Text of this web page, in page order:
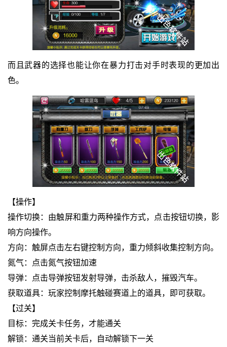
而且武器的选择也能让你在暴力打击对手时表现的更加出
色。
【操作】
操作切换：由触屏和重力两种操作方式，点击按钮切换，影
响方向操作。
方向：触屏点击左右键控制方向，重力倾斜收集控制方向。
氮气：点击氮气按钮加速
导弹：点击导弹按钮发射导弹，击杀敌人，摧毁汽车。
获取道具：玩家控制摩托触碰赛道上的道具，即可获取。
【过关】
目标：完成关卡任务，才能通关
解锁：通关当前关卡后，自动解锁下一关